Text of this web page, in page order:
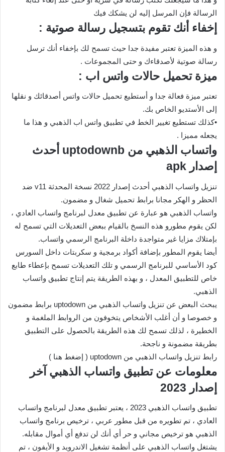
الرسالة فإن المرسل إليه لن يشكك فيك
إخفاء أنك تقوم بتسجيل رسالة صوتية :
و هذه الميزة تعتبر مفيدة جدا حيث تسمح لك بإخفاء أنك ترسل
رسالة صوتية لأصدقاءك و حتى المجموعات .
ميزة تحميل حالات واتس اب :
تعتبر ميزة فعالة جدا و أستطيع تحميل حالات واتس أصدقائك و نقلها
إلى الأستديو الخاص بك.
•كذلك تستطيع تغيير الخط في تطبيق واتس اب الذهبي و هذا ما
يجعله مميزا .
واتساب الذهبي من uptodownb أحدث
إصدار apk
تنزيل واتساب الذهبي أحدث إصدار 2022 نسخة المحدثة v11 ضد
الحظر و الهكر مجانا برابط تحميل شغال و مضمون.
واتساب الذهبي هو عبارة عن تطبيق معدل لبرنامج واتساب العادي ،
لكن يقوم مطورو هذه النسخ بالقيام ببعض التعديلات التي تسمح له
بإمتلاك مزايا غير متواجدة داخلة البرنامج الرسمي واتساب.
أيضا يقوم المطور بإضافة أكواد برمجية و سكربتات داخل السورس
كود الأساسي للبرنامج الرسمي و تلك التعديلات تسمح بإعطاء طابع
خاص للتطبيق المعدل ، و بهذه الطريقة يتم إنتاج تطبيق واتساب
الذهبي.
يبحث البعض عن تنزيل واتساب الذهبي من uptodown برابط مضمون
و خصوصا و أن أغلب الأشخاص يتخوفون من الروابط الملغمة و
الخطيرة ، لذلك تسمح لك هذه الطريقة بالحصول على التطبيق
بطريقة مضمونة و ناجحة.
رابط تنزيل واتساب الذهبي من uptodown ( إضغط هنا )
معلومات عن تطبيق واتساب الذهبي آخر
إصدار 2023
تطبيق واتساب الذهبي 2023 ، يعتبر تطبيق معدل لبرنامج واتساب
العادي ، تم تطويره من قبل مطور عربي ، ترخيص برنامج واتساب
الذهبي هو ترخيص مجاني و حر أي أنك لن تدفع أي أموال مقابله.
يشتغل واتساب الذهبي على أنظمة تشغيل الاندرويد و الأيفون ، تم